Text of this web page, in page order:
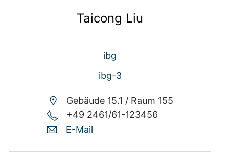
Taicong Liu
ibg
ibg-3
Gebäude 15.1 / Raum 155
+49 2461/61-123456
E-Mail